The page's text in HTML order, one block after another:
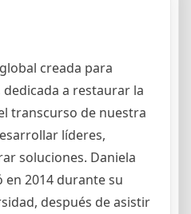
creada para
a restaurar la
transcurso de nuestra
líderes,
soluciones. Daniela
en 2014 durante su
después de asistir